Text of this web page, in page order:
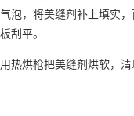
泡，将美缝剂补上填实，
刮平。
热烘枪把美缝剂烘软，清